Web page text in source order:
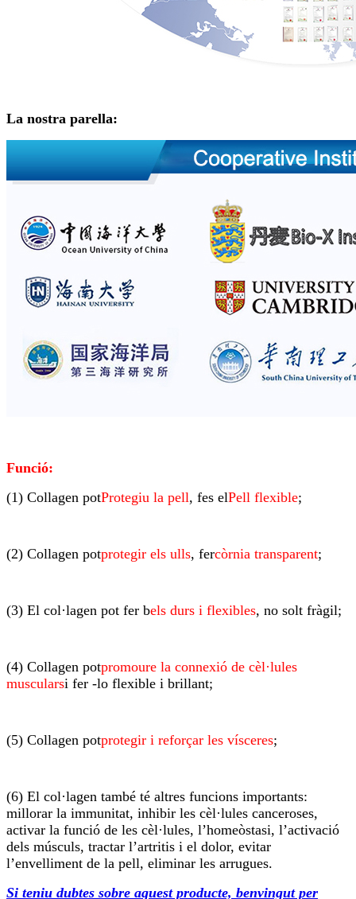
La nostra parella:
Funció:
(1) Collagen potProtegiu la pell, fes elPell flexible;
(2) Collagen potprotegir els ulls, fercòrnia transparent;
(3) El col·lagen pot fer bels durs i flexibles, no solt fràgil;
(4) Collagen potpromoure la connexió de cèl·lules
muscularsi fer -lo flexible i brillant;
(5) Collagen potprotegir i reforçar les vísceres;
(6) El col·lagen també té altres funcions importants:
millorar la immunitat, inhibir les cèl·lules canceroses,
activar la funció de les cèl·lules, l’homeòstasi, l’activació
dels músculs, tractar l’artritis i el dolor, evitar
l’envelliment de la pell, eliminar les arrugues.
Si teniu dubtes sobre aquest producte, benvingut per